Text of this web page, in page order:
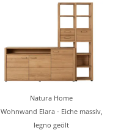
Natura Home
Wohnwand Elara - Eiche massiv,
legno geölt